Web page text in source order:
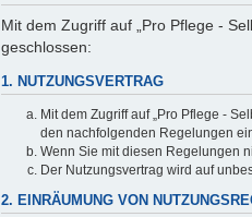
Mit dem Zugriff auf „Pro Pflege -
geschlossen:
1. NUTZUNGSVERTRAG
Mit dem Zugriff auf „Pro Pflege -
den nachfolgenden Regelungen
Wenn Sie mit diesen Regelungen
Der Nutzungsvertrag wird auf
2. EINRÄUMUNG VON